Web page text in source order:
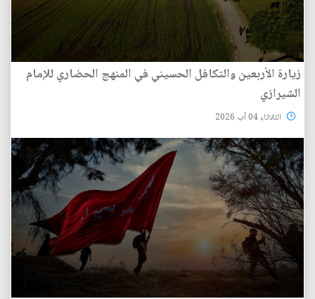
زيارة الأربعين والتكافل الحسيني في المنهج الحضاري للإمام
الشيرازي
الثلاثاء 04 آب 2026